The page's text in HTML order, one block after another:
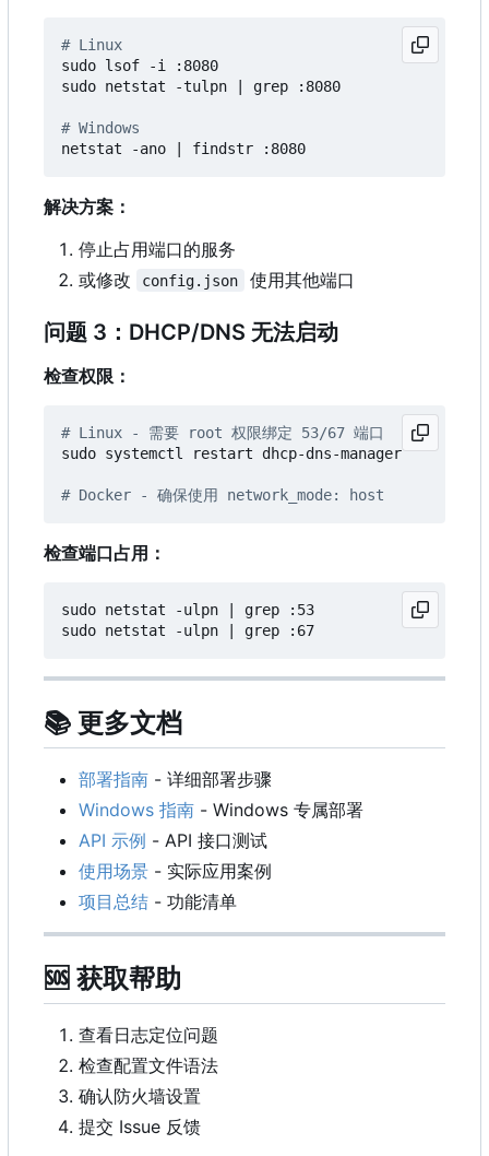
# Linux
sudo lsof -i :8080
sudo netstat -tulpn
| grep :8080
# Windows
netstat -ano
|
解决方案：
停止占用端口的服务
或修改
config.json 使用其他端口
问题 3 ： DHCP/DNS 无法启动
检查权限：
# Linux - 需要 root 权限绑定 53/67 端口
sudo systemctl restart dhcp-dns-manager
# Docker - 确保使用 network_mode: host
检查端口占用：
sudo netstat -ulpn |
grep :53
sudo netstat -ulpn
|
📚 更多文档
部署指南 - 详细部署步骤
Windows 指南 - Windows 专属部署
API 示例 - API 接口测试
使用场景 - 实际应用案例
项目总结 - 功能清单
🆘 获取帮助
查看日志定位问题
检查配置文件语法
确认防火墙设置
提交 Issue 反馈